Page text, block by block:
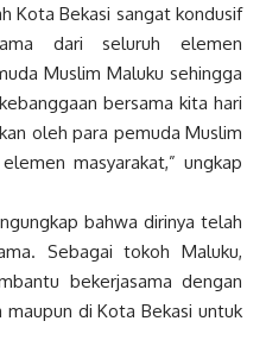
Kota Bekasi sangat kondusif
dari seluruh elemen
Muslim Maluku sehingga
bersama kita hari
oleh para pemuda Muslim
masyarakat,” ungkap
bahwa dirinya telah
Sebagai tokoh Maluku,
bekerjasama dengan
di Kota Bekasi untuk